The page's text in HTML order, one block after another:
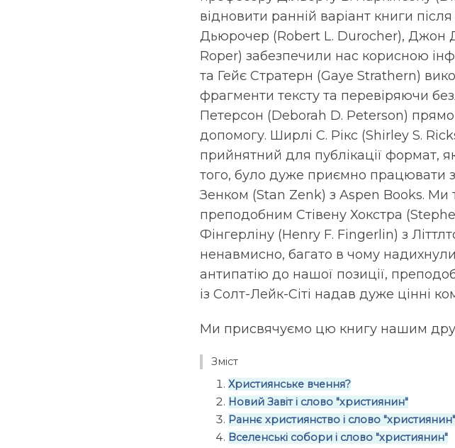
відновити ранній варіант книги
Дьюрочер (Robert L. Durocher), Джон
Roper) забезпечили нас корисною
та Гейє Стратерн (Gaye Strathern)
фрагменти тексту та перевіряючи
Петерсон (Deborah D. Peterson)
допомогу. Ширлі С. Рікс (Shirley S.
прийнятний для публікації формат,
того, було дуже приємно працювати
Зенком (Stan Zenk) з Aspen Books.
преподобним Стівену Хокстра
Фінгерліну (Henry F. Fingerlin) з
ненавмисно, багато в чому
антипатію до нашої позиції,
із Солт-Лейк-Сіті надав дуже цінні
Ми присвячуємо цю книгу нашим
Зміст
Християнське вчення?
Новий Завіт і слово "християнин"
Раннє християнство і слово "християнин"
Вселенські собори і слово "християнин"